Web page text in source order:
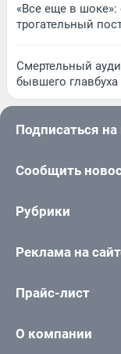
«Все еще в
трогательный
Смертельный
бывшего
Подписаться на
Сообщить
Рубрики
Реклама на
Прайс-лист
О компании